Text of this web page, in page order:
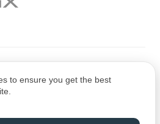
2021 Web Technology Corp.
to ensure you get the best